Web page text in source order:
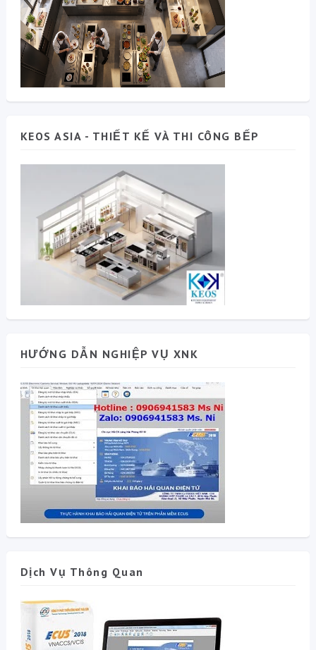
KEOS ASIA - THIẾT KẾ VÀ THI CÔNG BẾP
HƯỚNG DẪN NGHIỆP VỤ XNK
Dịch Vụ Thông Quan